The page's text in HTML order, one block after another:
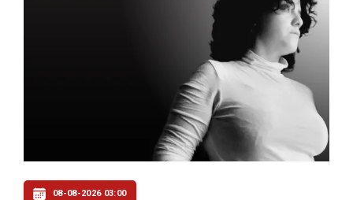
08-08-2026 03:00